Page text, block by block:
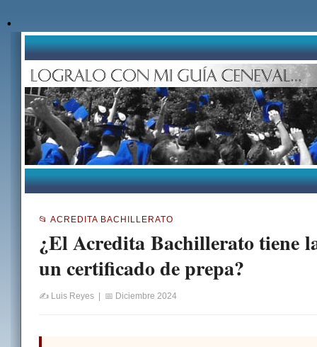
.
📂 ACREDITA BACHILLERATO
¿El Acredita Bachillerato tiene
un certificado de prepa?
✍️ Luis Reyes | 📅 Diciembre 2024